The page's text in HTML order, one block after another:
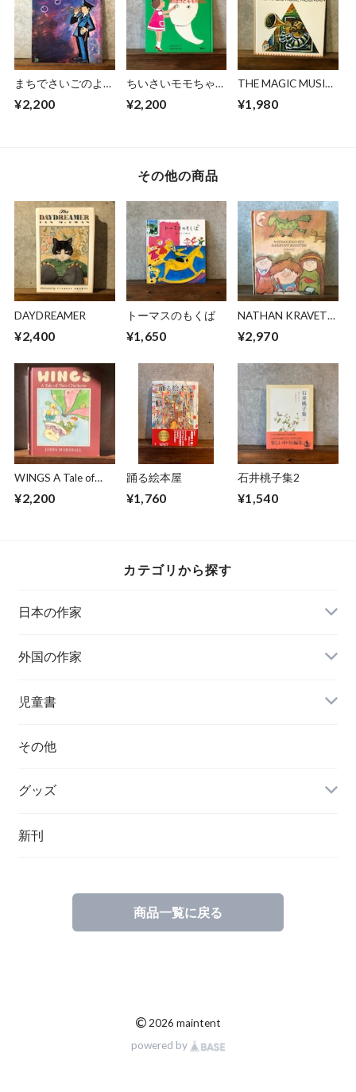
まちでさいごのよう
さんのはなし
¥2,200
ちいさいモモちゃ
ゃん
¥2,200
THE MAGIC MUSIC
¥1,980
その他の商品
DAYDREAMER
¥2,400
トーマスのもくば
¥1,650
NATHAN KRAVETZ
¥2,970
WINGS A Tale of
¥2,200
踊る絵本屋
¥1,760
石井桃子集2
¥1,540
カテゴリから探す
日本の作家
外国の作家
チェコ
ハンガリー
その他
ポーランド
児童書
その他
グッズ
新刊
商品一覧に戻る
© 2026 maintent
powered by